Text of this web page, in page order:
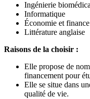
Ingénierie
Informatique
Économie et finance
Littérature anglaise
Raisons de la choisir :
Elle propose de
financement pour
Elle se situe dans
qualité de vie.